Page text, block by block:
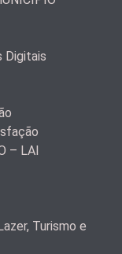
Digitais
– LAI
Turismo e